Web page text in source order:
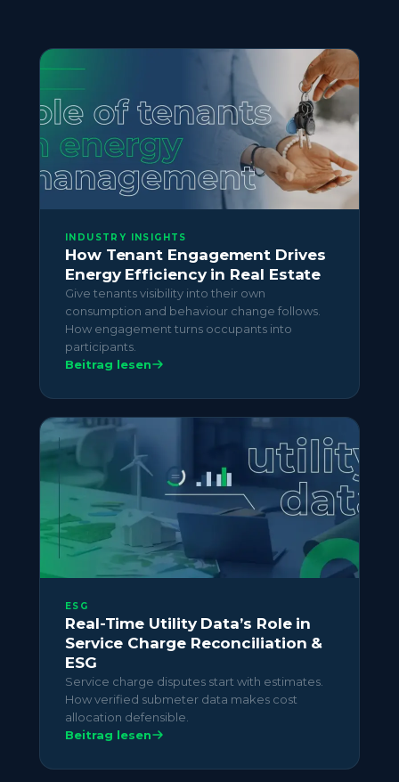
geben. Präzise Daten pro Mieter machen
zudem Mehrausgaben und Verschwendung
sichtbar, die sonst auf Portfolioebene
aufgefangen würden. SieheKostensenkung
dazu, wie Asset-Manager dieselben Daten
nutzen, um die gesamten
Verbrauchsausgaben zu senken.
INDUSTRY INSIGHTS
How Tenant Engagement Drives
Energy Efficiency in Real Estate
Give tenants visibility into their own
consumption and behaviour change follows.
How engagement turns occupants into
participants.
Beitrag lesen
ESG
Real-Time Utility Data’s Role in
Service Charge Reconciliation &
ESG
Service charge disputes start with estimates.
How verified submeter data makes cost
allocation defensible.
Beitrag lesen